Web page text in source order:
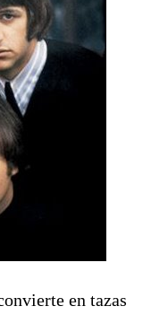
en tazas